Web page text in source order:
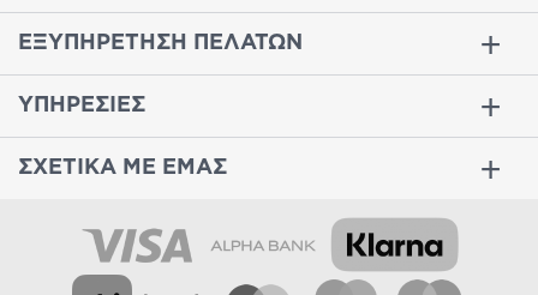
ΕΞΥΠΗΡΕΤΗΣΗ ΠΕΛΑΤΩΝ
ΥΠΗΡΕΣΙΕΣ
ΣΧΕΤΙΚΑ ΜΕ ΕΜΑΣ